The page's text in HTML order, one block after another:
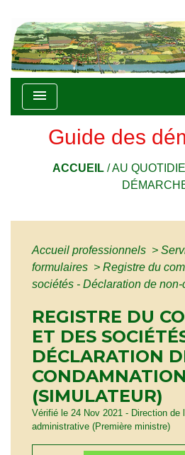
menu
Guide des
ACCUEIL/AU
Accueil professionnels >
formulaires > Registre du
sociétés - Déclaration de
REGISTRE DU
ET DES
DÉCLARATION
CONDAMNATION
(SIMULATEUR)
Vérifié le 24 Nov 2021 - Direction de
administrative (Première ministre)